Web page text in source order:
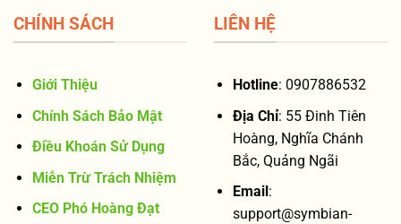
CHÍNH SÁCH
Giới Thiệu
Chính Sách Bảo Mật
Điều Khoán Sử Dụng
Miễn Trừ Trách Nhiệm
CEO Phó Hoàng Đạt
LIÊN HỆ
Hotline: 0907886532
Địa Chỉ: 55 Đinh Tiên
Hoàng, Nghĩa Chánh
Bắc, Quảng Ngãi
Email :
support@symbian-